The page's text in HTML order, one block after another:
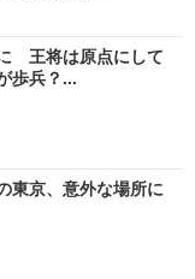
王将は原点にして
歩兵？...
東京、意外な場所に